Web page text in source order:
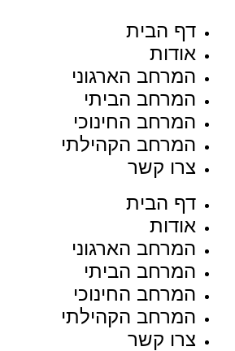
דף הבית
אודות
המרחב הארגוני
המרחב הביתי
המרחב החינוכי
המרחב הקהילתי
צרו קשר
דף הבית
אודות
המרחב הארגוני
המרחב הביתי
המרחב החינוכי
המרחב הקהילתי
צרו קשר